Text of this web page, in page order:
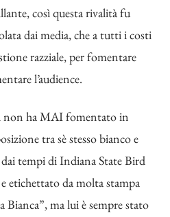
così questa rivalità fu
dai media, che a tutti i costi
razziale, per fomentare
l’audience.
non ha MAI fomentato in
tra sè stesso bianco e
tempi di Indiana State Bird
etichettato da molta stampa
Bianca”, ma lui è sempre stato